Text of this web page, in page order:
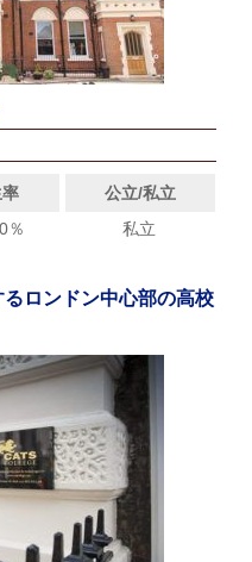
公立/私立
％ 私立
ロンドン中心部の高校